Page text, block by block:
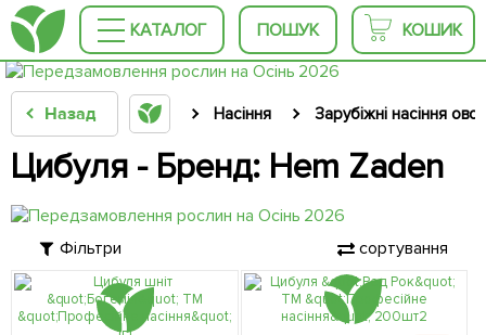
КАТАЛОГ ПОШУК КОШИК
Назад Насіння Зарубіжні насіння
Цибуля - Бренд: Hem Zaden
Фільтри сортування